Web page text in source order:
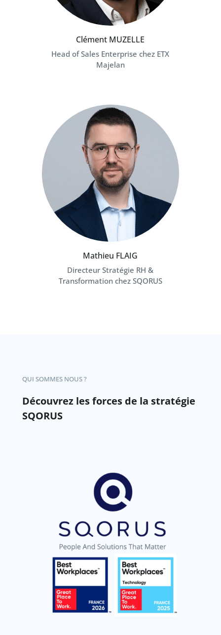
Clément MUZELLE
Head of Sales Enterprise chez ETX
Majelan
Mathieu FLAIG
Directeur Stratégie RH &
Transformation chez SQORUS
QUI SOMMES NOUS ?
Découvrez les forces de la stratégie
SQORUS